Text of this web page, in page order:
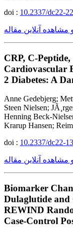
doi : 10.2337/dc22-
مشاهده آنلاین مقاله
CRP, C-
Cardiovascular
2 Diabetes: A
Anne Gedebjerg;
Steen Nielsen;
Henning Beck-
Krarup Hansen;
doi : 10.2337/dc22-
مشاهده آنلاین مقاله
Biomarker
Dulaglutide and
REWIND
Case-Control